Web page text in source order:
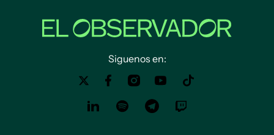
Siguenos en: